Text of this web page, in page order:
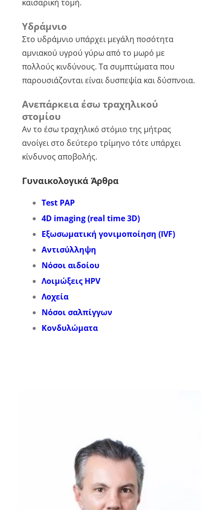
καισαρική τομή.
Υδράμνιο
Στο υδράμνιο υπάρχει μεγάλη ποσότητα
αμνιακού υγρού γύρω από το μωρό με
πολλούς κινδύνους. Τα συμπτώματα που
παρουσιάζονται είναι δυσπεψία και δύσπνοια.
Ανεπάρκεια έσω τραχηλικού
στομίου
Αν το έσω τραχηλικό στόμιο της μήτρας
ανοίγει στο δεύτερο τρίμηνο τότε υπάρχει
κίνδυνος αποβολής.
Γυναικολογικά Άρθρα
Test PAP
4D imaging (real time 3D)
Εξωσωματική γονιμοποίηση (IVF)
Αντισύλληψη
Νόσοι αιδοίου
Λοιμώξεις HPV
Λοχεία
Νόσοι σαλπίγγων
Κονδυλώματα